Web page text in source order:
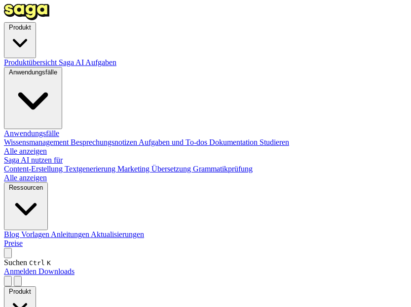
Produktübersicht Saga AI Aufgaben
Anwendungsfälle
Wissensmanagement Besprechungsnotizen Aufgaben und To-dos Dokumentation Studieren
Alle anzeigen
Saga AI nutzen für
Content-Erstellung Textgenerierung Marketing Übersetzung Grammatikprüfung
Alle anzeigen
Blog Vorlagen Anleitungen Aktualisierungen
Preise
Suchen Ctrl K
Anmelden Downloads